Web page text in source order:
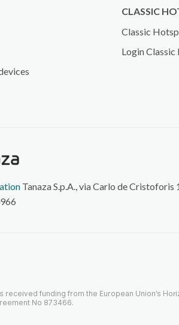
CLASSIC
Classic
Login
Tanaza S.p.A., via Carlo de
received funding from the European Union’s
No 873466.